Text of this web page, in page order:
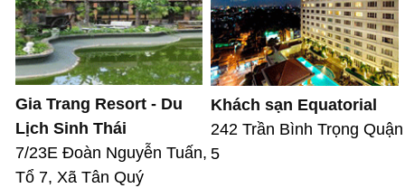
Gia Trang Resort - Du
Lịch Sinh Thái
7/23E Đoàn Nguyễn Tuấn,
Tổ 7, Xã Tân Quý
Khách sạn Equatorial
242 Trần Bình Trọng Quận
5